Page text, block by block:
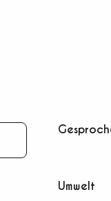
Umwelt
Umwelt